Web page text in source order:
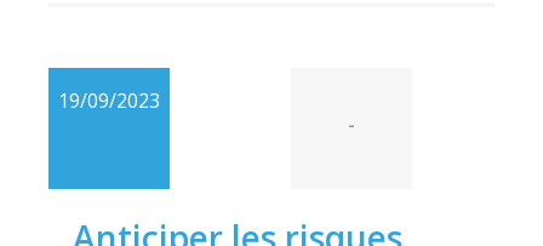
19/09/2023
-